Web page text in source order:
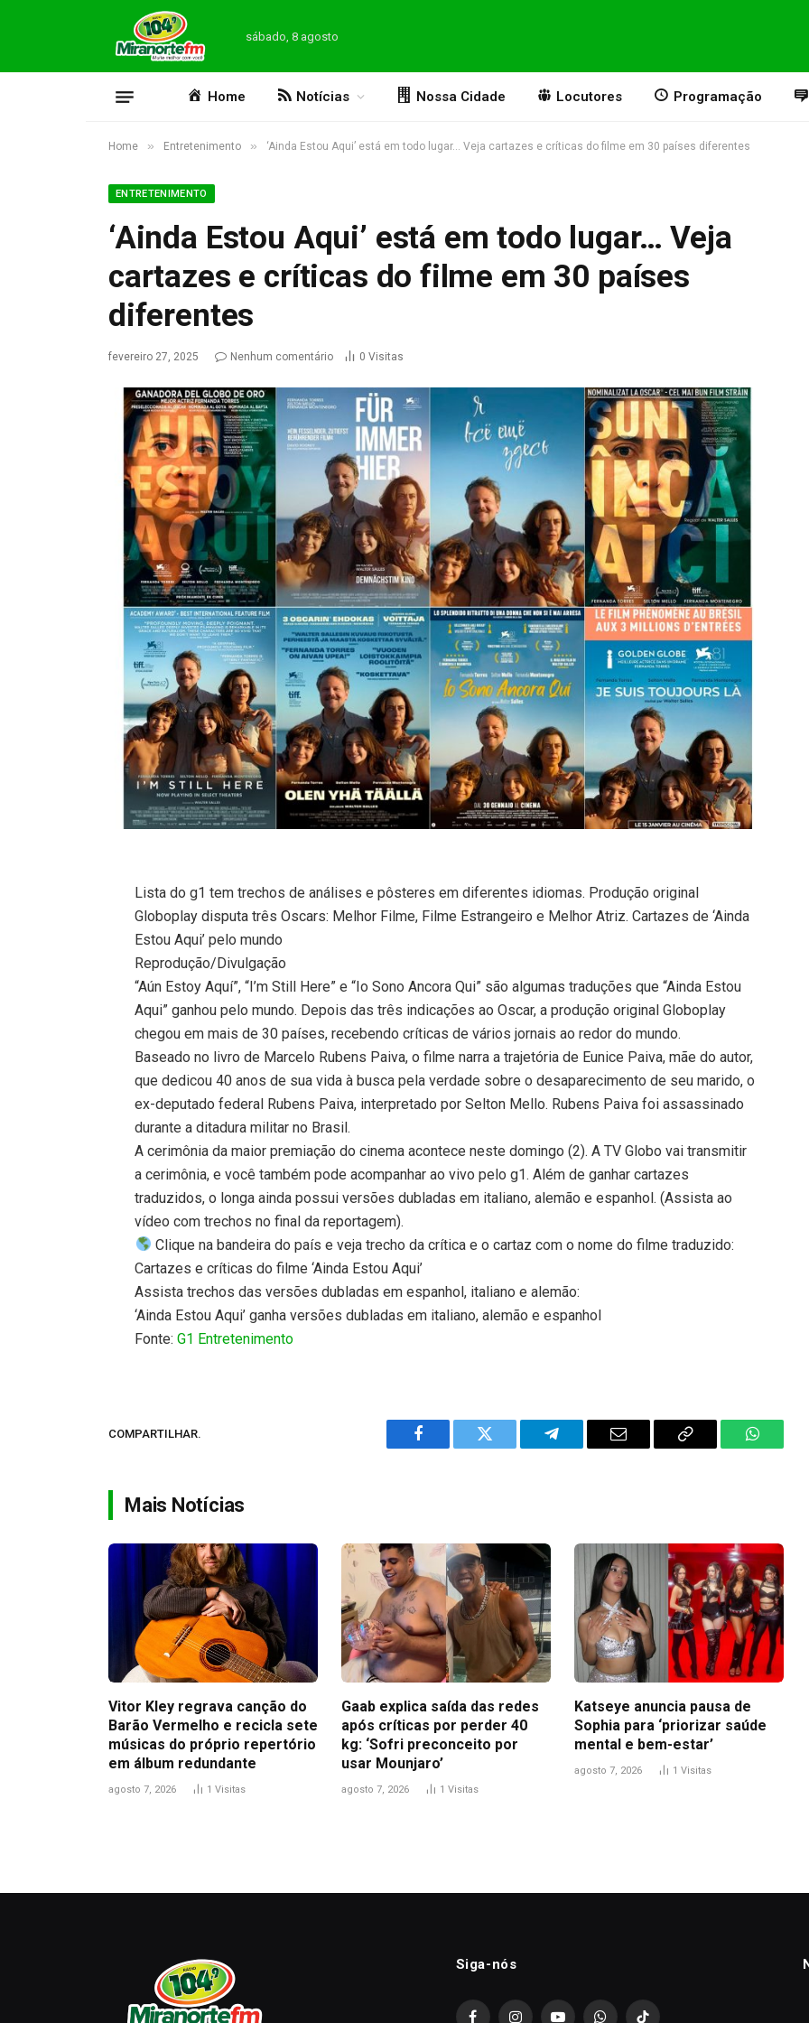
sábado, 8 agosto
Home Notícias Nossa Cidade Locutores Programação
Home » Entretenimento » ‘Ainda Estou Aqui’ está em todo lugar… Veja cartazes e críticas do filme em 30 países diferentes
ENTRETENIMENTO
‘Ainda Estou Aqui’ está em todo lugar… Veja
cartazes e críticas do filme em 30 países
diferentes
fevereiro 27, 2025 Nenhum comentário 0 Visitas
Lista do g1 tem trechos de análises e pôsteres em diferentes idiomas. Produção original
Globoplay disputa três Oscars: Melhor Filme, Filme Estrangeiro e Melhor Atriz. Cartazes de ‘Ainda
Estou Aqui’ pelo mundo
Reprodução/Divulgação
“Aún Estoy Aquí”, “I’m Still Here” e “Io Sono Ancora Qui” são algumas traduções que “Ainda Estou
Aqui” ganhou pelo mundo. Depois das três indicações ao Oscar, a produção original Globoplay
chegou em mais de 30 países, recebendo críticas de vários jornais ao redor do mundo.
Baseado no livro de Marcelo Rubens Paiva, o filme narra a trajetória de Eunice Paiva, mãe do autor,
que dedicou 40 anos de sua vida à busca pela verdade sobre o desaparecimento de seu marido, o
ex-deputado federal Rubens Paiva, interpretado por Selton Mello. Rubens Paiva foi assassinado
durante a ditadura militar no Brasil.
A cerimônia da maior premiação do cinema acontece neste domingo (2). A TV Globo vai transmitir
a cerimônia, e você também pode acompanhar ao vivo pelo g1. Além de ganhar cartazes
traduzidos, o longa ainda possui versões dubladas em italiano, alemão e espanhol. (Assista ao
vídeo com trechos no final da reportagem).
Clique na bandeira do país e veja trecho da crítica e o cartaz com o nome do filme traduzido:
Cartazes e críticas do filme ‘Ainda Estou Aqui’
Assista trechos das versões dubladas em espanhol, italiano e alemão:
‘Ainda Estou Aqui’ ganha versões dubladas em italiano, alemão e espanhol
Fonte:G1 Entretenimento
COMPARTILHAR.
Facebook Twitter Telegram Email
Copy
Mais Notícias
Vitor Kley regrava canção do
Barão Vermelho e recicla sete
músicas do próprio repertório
em álbum redundante
agosto 7, 2026 1 Visitas
Gaab explica saída das redes
após críticas por perder 40
kg: ‘Sofri preconceito por
usar Mounjaro’
agosto 7, 2026 1 Visitas
Katseye anuncia pausa de
Sophia para ‘priorizar saúde
mental e bem-estar’
agosto 7, 2026 1 Visitas
Siga-nós